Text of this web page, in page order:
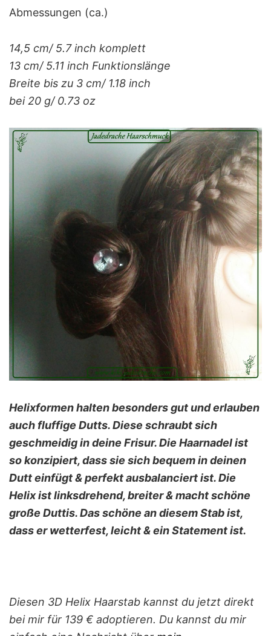
Abmessungen (ca.)
14,5 cm/ 5.7 inch komplett
13 cm/ 5.11 inch Funktionslänge
Breite bis zu 3 cm/ 1.18 inch
bei 20 g/ 0.73 oz
Helixformen halten besonders gut und erlauben
auch fluffige Dutts. Diese schraubt sich
geschmeidig in deine Frisur. Die Haarnadel ist
so konzipiert, dass sie sich bequem in deinen
Dutt einfügt & perfekt ausbalanciert ist. Die
Helix ist linksdrehend, breiter & macht schöne
große Duttis. Das schöne an diesem Stab ist,
dass er wetterfest, leicht & ein Statement ist.
Diesen 3D Helix Haarstab kannst du jetzt direkt
bei mir für 139 € adoptieren. Du kannst du mir